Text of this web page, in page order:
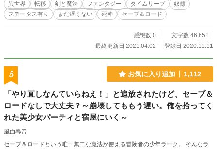
異世界 転移 剣と魔法 ファンタジー タイムリープ
奴隷
ステータス有り
まだ遅くない 死神 セーブ＆ロード
感想数 0
文字数 46,651
最終更新日 2021.04.02
登録日 2020.11.11
5 お気に入り追加 1,112
「やり直しなんていらねえ！」と追放されたけど、セーブ＆
ロードなしで大丈夫？～崩壊してももう遅い。俺を拾ってく
れた美少女パーティと宿屋にいく～
風白春音
セーブ＆ロードという唯一無二な魔法が使える冒険者の少年ラーク。 そんなラ